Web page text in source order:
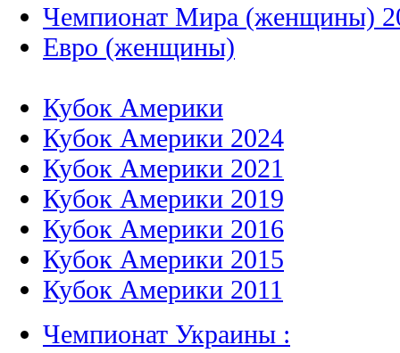
Чемпионат Мира (женщины)
Евро (женщины)
Кубок Америки
Кубок Америки 2024
Кубок Америки 2021
Кубок Америки 2019
Кубок Америки 2016
Кубок Америки 2015
Кубок Америки 2011
Чемпионат Украины :